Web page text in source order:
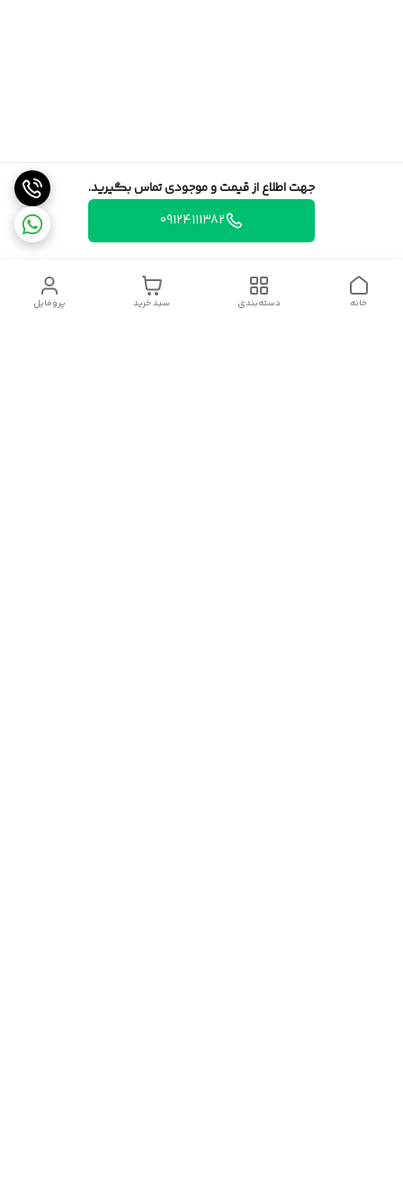
جهت اطلاع از قیمت و موجودی تماس بگیرید.
09124111382
پروفایل سبد خرید دسته‌بندی خانه